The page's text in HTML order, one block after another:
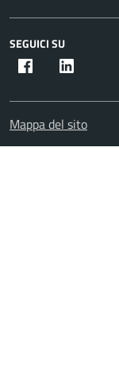
SEGUICI SU
Facebook
Mappa del sito